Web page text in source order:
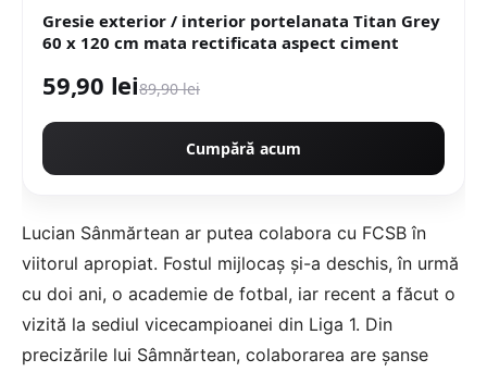
Gresie exterior / interior portelanata Titan Grey
60 x 120 cm mata rectificata aspect ciment
59,90 lei89,90 lei
Cumpără acum
Lucian Sânmărtean ar putea colabora cu FCSB în
viitorul apropiat. Fostul mijlocaș și-a deschis, în urmă
cu doi ani, o academie de fotbal, iar recent a făcut o
vizită la sediul vicecampioanei din Liga 1. Din
precizările lui Sâmnărtean, colaborarea are șanse